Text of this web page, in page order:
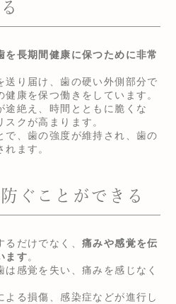
を長期間健康に保つために非常
送り届け、歯の硬い外側部分で
康を保つ働きをしています。
途絶え、時間とともに脆くな
クが高まります。
で、歯の強度が維持され、歯の
ます。
ぐことができる
だけでなく、 痛みや感覚を伝
ます。
感覚を失い、痛みを感じなく
よる損傷、感染症などが進行し